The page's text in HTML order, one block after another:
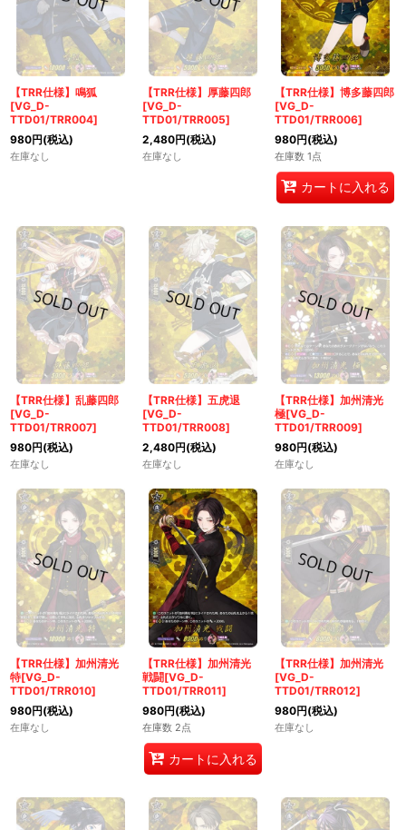
【TRR仕様】鳴狐
[VG_D-
TTD01/TRR004]
980円(税込)
在庫なし
【TRR仕様】厚藤四郎
[VG_D-
TTD01/TRR005]
2,480円(税込)
在庫なし
【TRR仕様】博多藤四郎
[VG_D-
TTD01/TRR006]
980円(税込)
在庫数 1点
カートに入れる
【TRR仕様】乱藤四郎
[VG_D-
TTD01/TRR007]
980円(税込)
在庫なし
【TRR仕様】五虎退
[VG_D-
TTD01/TRR008]
2,480円(税込)
在庫なし
【TRR仕様】加州清光
極[VG_D-
TTD01/TRR009]
980円(税込)
在庫なし
【TRR仕様】加州清光
特[VG_D-
TTD01/TRR010]
980円(税込)
在庫なし
【TRR仕様】加州清光
戦闘[VG_D-
TTD01/TRR011]
980円(税込)
在庫数 2点
カートに入れる
【TRR仕様】加州清光
[VG_D-
TTD01/TRR012]
980円(税込)
在庫なし